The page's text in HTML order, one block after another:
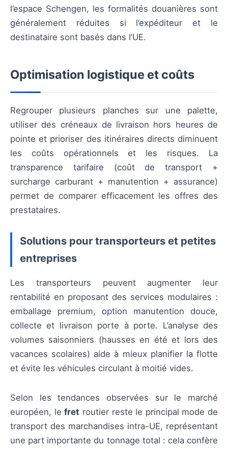
l’espace Schengen, les formalités douanières sont
généralement réduites si l’expéditeur et le
destinataire sont basés dans l’UE.
Optimisation logistique et coûts
Regrouper plusieurs planches sur une palette,
utiliser des créneaux de livraison hors heures de
pointe et prioriser des itinéraires directs diminuent
les coûts opérationnels et les risques. La
transparence tarifaire (coût de transport +
surcharge carburant + manutention + assurance)
permet de comparer efficacement les offres des
prestataires.
Solutions pour transporteurs et petites
entreprises
Les transporteurs peuvent augmenter leur
rentabilité en proposant des services modulaires :
emballage premium, option manutention douce,
collecte et livraison porte à porte. L’analyse des
volumes saisonniers (hausses en été et lors des
vacances scolaires) aide à mieux planifier la flotte
et évite les véhicules circulant à moitié vides.
Selon les tendances observées sur le marché
européen, lefret routier reste le principal mode de
transport des marchandises intra-UE, représentant
une part importante du tonnage total : cela confère